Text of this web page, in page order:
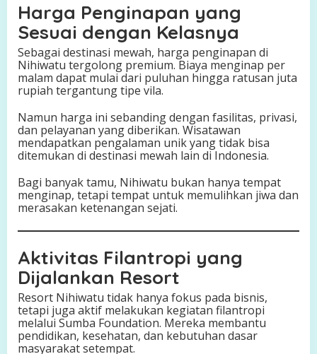
Harga Penginapan yang
Sesuai dengan Kelasnya
Sebagai destinasi mewah, harga penginapan di
Nihiwatu tergolong premium. Biaya menginap per
malam dapat mulai dari puluhan hingga ratusan juta
rupiah tergantung tipe vila.
Namun harga ini sebanding dengan fasilitas, privasi,
dan pelayanan yang diberikan. Wisatawan
mendapatkan pengalaman unik yang tidak bisa
ditemukan di destinasi mewah lain di Indonesia.
Bagi banyak tamu, Nihiwatu bukan hanya tempat
menginap, tetapi tempat untuk memulihkan jiwa dan
merasakan ketenangan sejati.
Aktivitas Filantropi yang
Dijalankan Resort
Resort Nihiwatu tidak hanya fokus pada bisnis,
tetapi juga aktif melakukan kegiatan filantropi
melalui Sumba Foundation. Mereka membantu
pendidikan, kesehatan, dan kebutuhan dasar
masyarakat setempat.